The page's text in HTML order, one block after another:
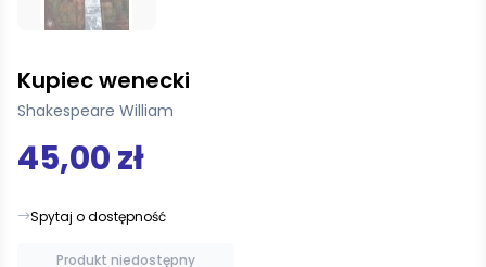
Kupiec wenecki
Shakespeare William
45,00 zł
Spytaj o dostępność
Produkt niedostępny